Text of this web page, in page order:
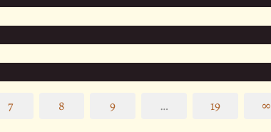
7 8 9 … 19 ∞